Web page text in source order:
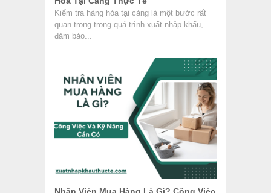
Kiểm tra hàng hóa tại cảng là một bước rất
quan trọng trong quá trình xuất nhập khẩu,
đảm bảo...